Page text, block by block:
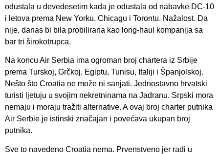
odustala u devedesetim kada je odustala od nabavke DC-10
i letova prema New Yorku, Chicagu i Torontu. Nažalost. Da
nije, danas bi bila probilirana kao long-haul kompanija sa
bar tri širokotrupca.
Na koncu Air Serbia ima ogroman broj chartera iz Srbije
prema Turskoj, Grčkoj, Egiptu, Tunisu, Italiji i Španjolskoj.
Nešto što Croatia ne može ni sanjati. Jednostavno hrvatski
turisti ljetuju u svojim nekretninama na Jadranu. Srpski mora
nemaju i moraju tražiti alternative. A ovaj broj charter putnika
Air Serbie je istinski značajan i povećava ukupan broj
putnika.
Sve to navedeno Croatia nema. Prvenstveno jer radi u